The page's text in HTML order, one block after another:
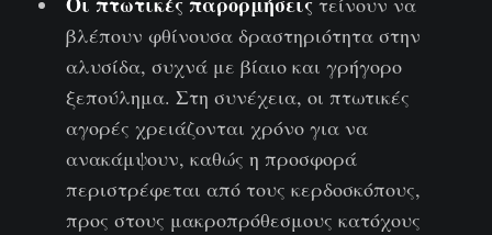
βλέπουν φθίνουσα δραστηριότητα στην
αλυσίδα, συχνά με βίαιο και γρήγορο
ξεπούλημα. Στη συνέχεια, οι πτωτικές
αγορές χρειάζονται χρόνο για να
ανακάμψουν, καθώς η προσφορά
περιστρέφεται από τους κερδοσκόπους,
προς στους μακροπρόθεσμους κατόχους